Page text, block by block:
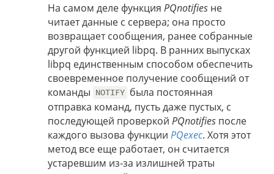
На самом деле функция PQnotifies не
читает данные с сервера; она просто
возвращает сообщения, ранее собранные
другой функцией libpq. В ранних выпусках
libpq единственным способом обеспечить
своевременное получение сообщений от
команды NOTIFY была постоянная
отправка команд, пусть даже пустых, с
последующей проверкой PQnotifies после
каждого вызова функции PQexec. Хотя этот
метод все еще работает, он считается
устаревшим из-за излишней траты